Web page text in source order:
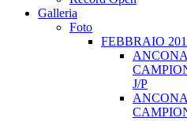
Galleria
Foto
FEBBRAIO
J/P